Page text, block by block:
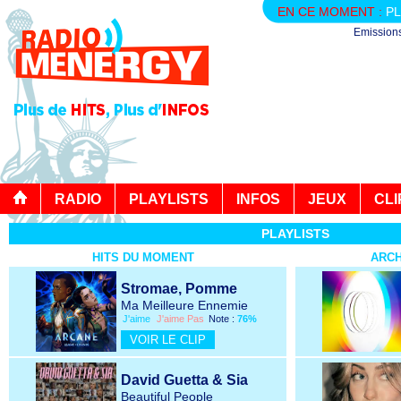
EN CE MOMENT :
RADIO PLAYLISTS INFOS JEUX
PLAYLISTS
HITS DU MOMENT
Stromae, Pomme
Ma Meilleure Ennemie
J'aime J'aime Pas Note : 76%
VOIR LE CLIP
David Guetta & Sia
Beautiful People